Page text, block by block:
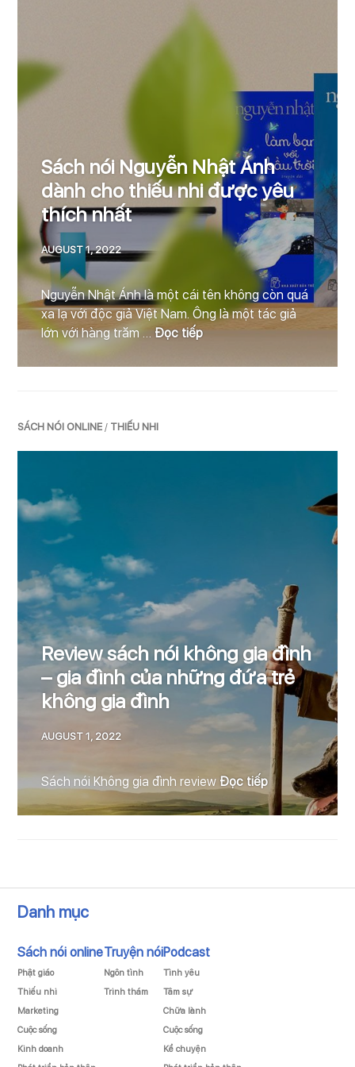
Sách nói Nguyễn Nhật Ánh
dành cho thiếu nhi được yêu
thích nhất
AUGUST 1, 2022
Nguyễn Nhật Ánh là một cái tên không còn quá
xa lạ với độc giả Việt Nam. Ông là một tác giả
lớn với hàng trăm …Đọc tiếpSách nói Nguyễn Nhật
SÁCH NÓI ONLINE / THIẾU NHI
Reviewsách nói không gia đình
– gia đình của những đứa trẻ
không gia đình
AUGUST 1, 2022
Sách nói Không gia đình review Đọc tiếpReview
Danh mục
Sách nói online
Phật giáo
Thiếu nhi
Marketing
Cuộc sống
Kinh doanh
Truyện nói
Ngôn tình
Trinh thám
Podcast
Tình yêu
Tâm sự
Chữa lành
Cuộc sống
Kể chuyện